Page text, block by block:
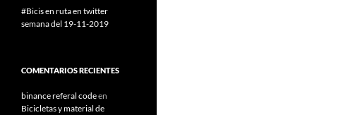
#Bicis en ruta en twitter
semana del 19-11-2019
COMENTARIOS RECIENTES
binance referal codeen
Bicicletas y material de